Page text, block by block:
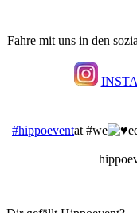
Fahre mit uns in den
#hippoeventat #we